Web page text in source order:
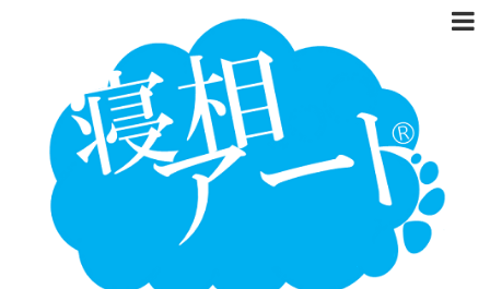
Language
開催情報
動画
ニュース